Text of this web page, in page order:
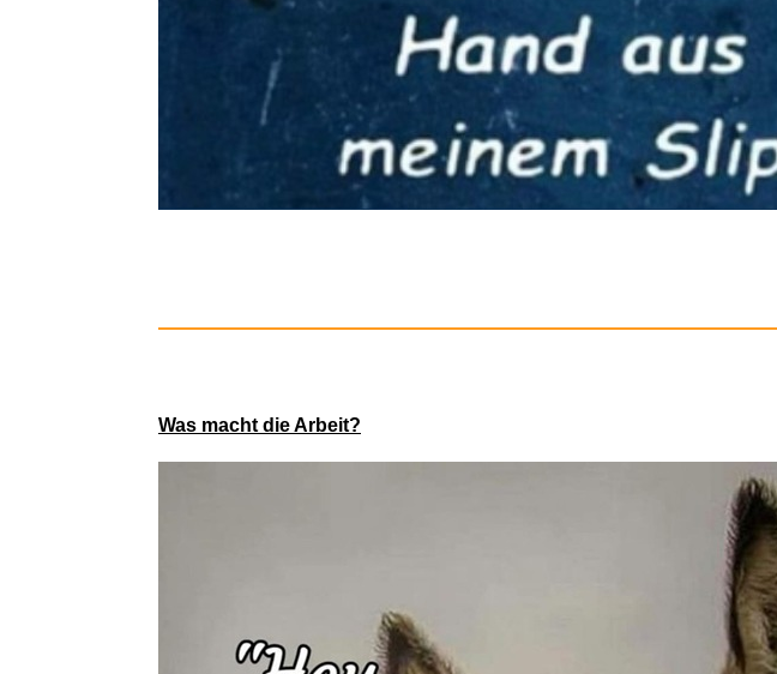
Die Psychiaterin - Wurde ihr d...
Anzeige
cardPresso XS Professionelle S...
Anzeige
Was macht die Arbeit?